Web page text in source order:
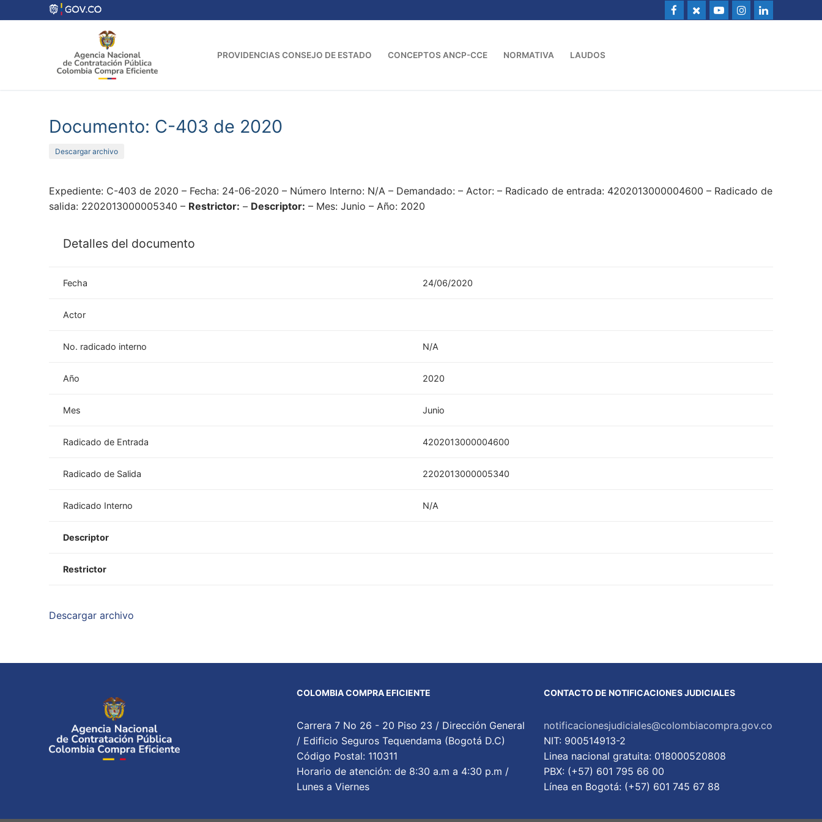
al
PROVIDENCIAS CONSEJO DE ESTADO CONCEPTOS ANCP-CCE NORMATIVA LAUDOS
Documento: C-403 de 2020
Descargar archivo
Expediente: C-403 de 2020 – Fecha: 24-06-2020 – Número Interno: N/A – Demandado: – Actor: – Radicado de entrada: 4202013000004600 – Radicado de
salida: 2202013000005340 – Restrictor: – Descriptor: – Mes: Junio – Año: 2020
Detalles del documento
Fecha 24/06/2020
Actor
No. radicado interno N/A
Año 2020
Mes Junio
Radicado de Entrada 4202013000004600
Radicado de Salida 2202013000005340
Radicado Interno N/A
Descriptor
Restrictor
Descargar archivo
COLOMBIA COMPRA EFICIENTE
Carrera 7 No 26 - 20 Piso 23 / Dirección General
/ Edificio Seguros Tequendama (Bogotá D.C)
Código Postal: 110311
Horario de atención: de 8:30 a.m a 4:30 p.m /
Lunes a Viernes
CONTACTO DE NOTIFICACIONES JUDICIALES
notificacionesjudiciales@colombiacompra.gov.co
NIT: 900514913-2
Linea nacional gratuita: 018000520808
PBX: (+57) 601 795 66 00
Lí­nea en Bogotá: (+57) 601 745 67 88